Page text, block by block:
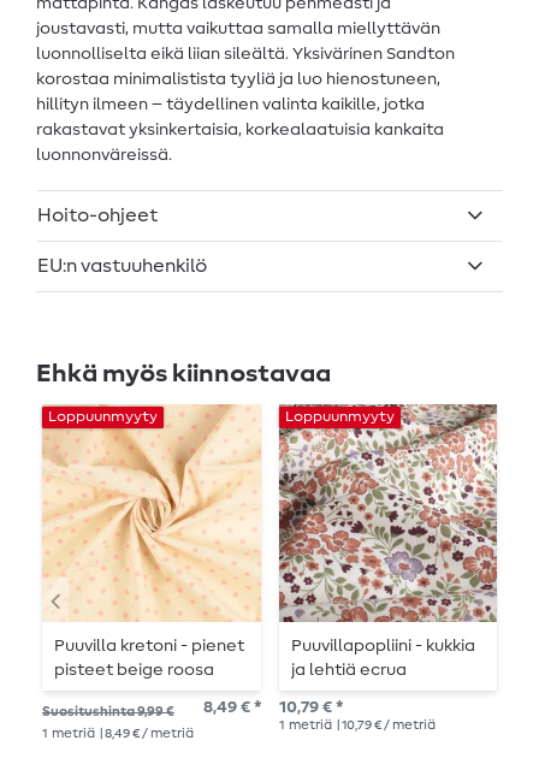
mattapinta. Kangas laskeutuu pehmeästi ja
joustavasti, mutta vaikuttaa samalla miellyttävän
luonnolliselta eikä liian sileältä. Yksivärinen Sandton
korostaa minimalistista tyyliä ja luo hienostuneen,
hillityn ilmeen – täydellinen valinta kaikille, jotka
rakastavat yksinkertaisia, korkealaatuisia kankaita
luonnonväreissä.
Hoito-ohjeet
EU:n vastuuhenkilö
Ehkä myös kiinnostavaa
Loppuunmyyty
Puuvilla kretoni - pienet
pisteet beige roosa
wash
Suositushinta 9,99 € 8,49 € *
1 metriä | 8,49 € / metriä
Loppuunmyyty
Puuvillapopliini - kukkia
ja lehtiä ecrua
10,79 € *
1 metriä | 10,79 € / metriä